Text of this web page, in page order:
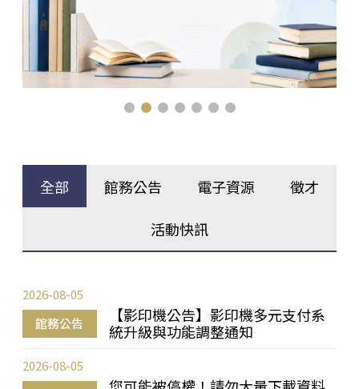
全部 館務公告 電子資源 徵才
活動快訊
館務公告
【影印機公告】影印機多元支付系
統升級與功能調整通知
2026-08-05
2026-08-05